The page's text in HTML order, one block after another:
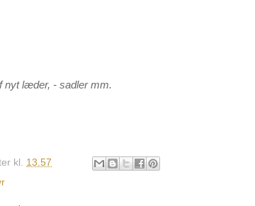
nyt læder, - sadler mm.
kl. 13.57